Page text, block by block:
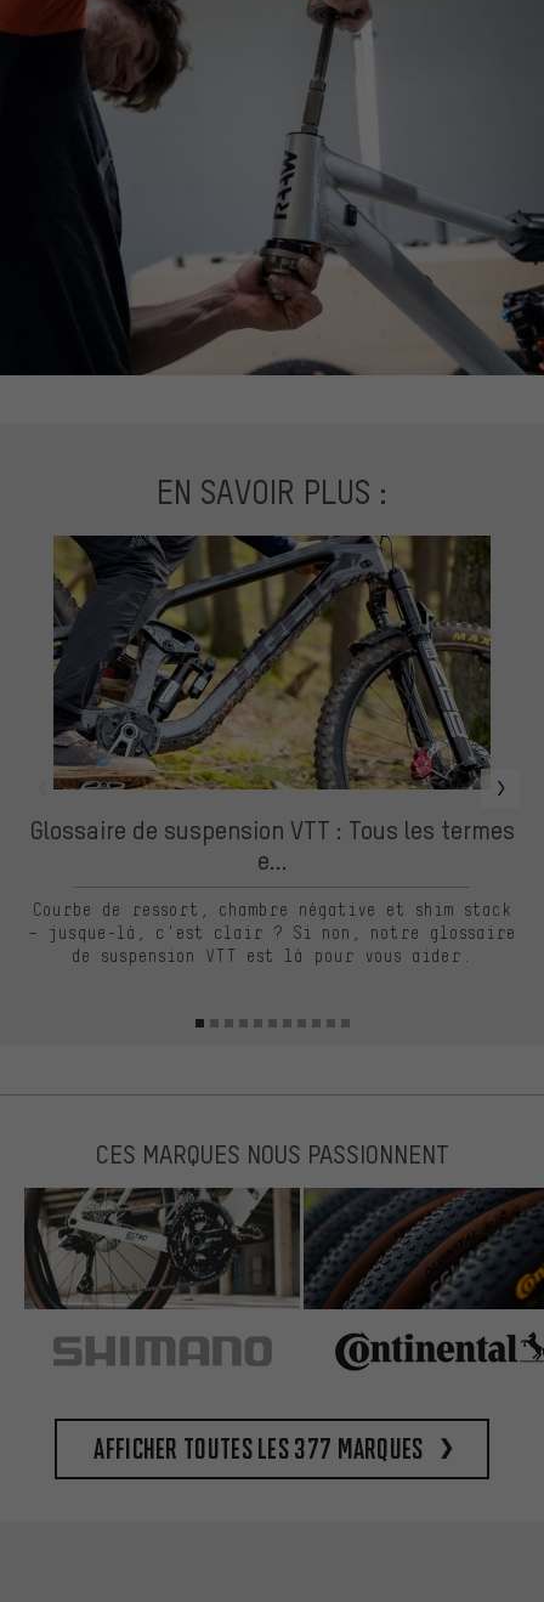
EN SAVOIR PLUS :
Glossaire de suspension VTT : Tous les termes
e...
Courbe de ressort, chambre négative et shim stack
– jusque-là, c'est clair ? Si non, notre glossaire
de suspension VTT est là pour vous aider.
CES MARQUES NOUS PASSIONNENT
Afficher toutes les 377 marques